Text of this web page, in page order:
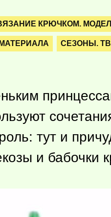
КРЮЧКОМ.
СЕЗОНЫ.
тут и
и бабочки